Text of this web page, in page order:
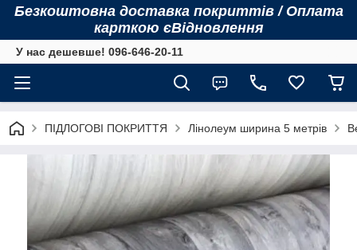
Безкоштовна доставка покриттів / Оплата
карткою єВідновлення
У нас дешевше! 096-646-20-11
ПІДЛОГОВІ ПОКРИТТЯ Лінолеум ширина 5 метрів